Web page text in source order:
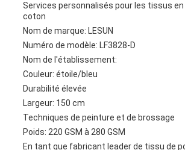
Services personnalisés pour les tissus
coton
Nom de marque: LESUN
Numéro de modèle: LF3828-D
Nom de l'établissement:
Couleur: étoile/bleu
Durabilité élevée
Largeur: 150 cm
Techniques de peinture et de brossage
Poids: 220 GSM à 280 GSM
En tant que fabricant leader de tissu de